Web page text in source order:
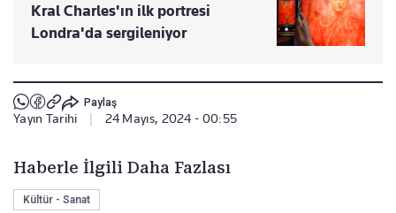
Kral Charles'ın ilk portresi
Londra'da sergileniyor
Paylaş
Yayın Tarihi 24 Mayıs, 2024 - 00:55
Haberle İlgili Daha Fazlası
Kültür - Sanat